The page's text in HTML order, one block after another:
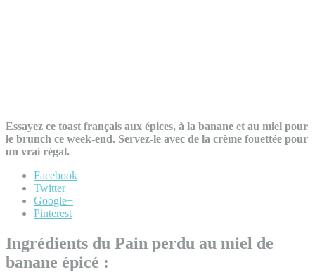
Essayez ce toast français aux épices, à la banane et au miel pour
le brunch ce week-end. Servez-le avec de la crème fouettée pour
un vrai régal.
Facebook
Twitter
Google+
Pinterest
Ingrédients du Pain perdu au miel de
banane épicé :